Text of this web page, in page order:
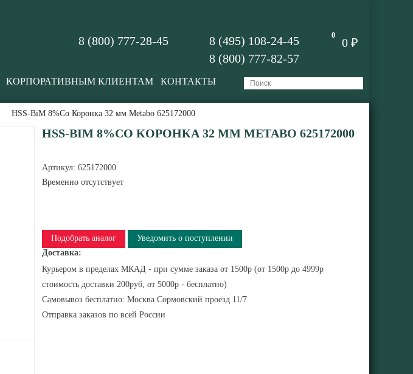
0
0 ₽
8 (495) 108-24-45
8 (800) 777-82-57
8 (800) 777-28-45
КОРПОРАТИВНЫМ КЛИЕНТАМ КОНТАКТЫ
HSS-BiM 8%Co Коронка 32 мм Metabo 625172000
HSS-BIM 8%CO КОРОНКА 32 ММ METABO 625172000
Артикул: 625172000
Временно отсутствует
Подобрать аналог
Уведомить о поступлении
Доставка:
Курьером в пределах МКАД - при сумме заказа от 1500р (от 1500р до 4999р
стоимость доставки 200руб, от 5000р - бесплатно)
Самовывоз бесплатно: Москва Сормовский проезд 11/7
Отправка заказов по всей России